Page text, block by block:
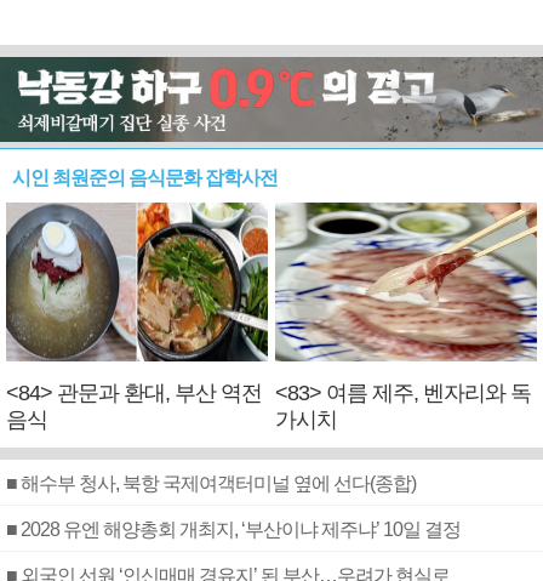
시인 최원준의 음식문화 잡학사전
<84> 관문과 환대, 부산 역전
음식
<83> 여름 제주, 벤자리와 독
가시치
■ 해수부 청사, 북항 국제여객터미널 옆에 선다(종합)
■ 2028 유엔 해양총회 개최지, ‘부산이냐 제주냐’ 10일 결정
■ 외국인 선원 ‘인신매매 경유지’ 된 부산…우려가 현실로